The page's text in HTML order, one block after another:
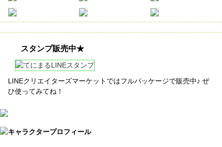
スタンプ販売中★
LINEクリエイターズマーケットではフルパッケージで販売中♪ ぜ
ひ使ってみてね！